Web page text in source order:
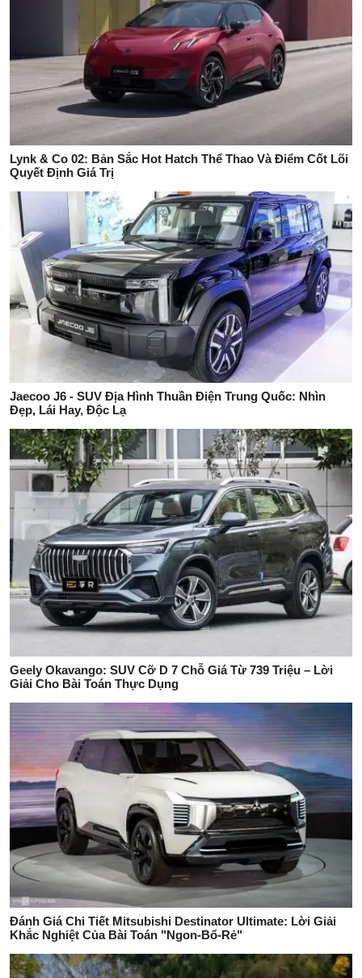
Lynk & Co 02: Bản Sắc Hot Hatch Thể Thao Và Điểm Cốt Lõi
Quyết Định Giá Trị
Jaecoo J6 - SUV Địa Hình Thuần Điện Trung Quốc: Nhìn
Đẹp, Lái Hay, Độc Lạ
Geely Okavango: SUV Cỡ D 7 Chỗ Giá Từ 739 Triệu – Lời
Giải Cho Bài Toán Thực Dụng
Đánh Giá Chi Tiết Mitsubishi Destinator Ultimate: Lời Giải
Khắc Nghiệt Của Bài Toán "Ngon-Bổ-Rẻ"